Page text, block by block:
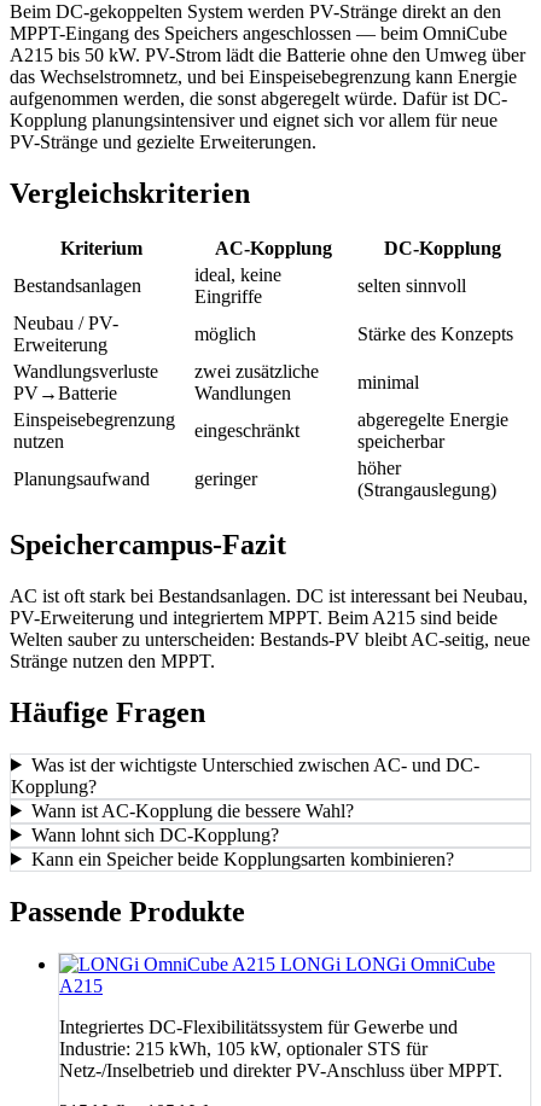
Beim DC-gekoppelten System werden PV-Stränge direkt an den
MPPT-Eingang des Speichers angeschlossen — beim OmniCube
A215 bis 50 kW. PV-Strom lädt die Batterie ohne den Umweg über
das Wechselstromnetz, und bei Einspeisebegrenzung kann Energie
aufgenommen werden, die sonst abgeregelt würde. Dafür ist DC-
Kopplung planungsintensiver und eignet sich vor allem für neue
PV-Stränge und gezielte Erweiterungen.
Vergleichskriterien
Kriterium AC-Kopplung
DC-Kopplung
Bestandsanlagen
ideal, keine
Eingriffe
selten sinnvoll
Neubau / PV-
Erweiterung
möglich
Stärke des Konzepts
Wandlungsverluste
PV→Batterie
zwei zusätzliche
Wandlungen
minimal
Einspeisebegrenzung
nutzen
eingeschränkt
abgeregelte Energie
speicherbar
Planungsaufwand
geringer
höher
(Strangauslegung)
Speichercampus-Fazit
AC ist oft stark bei Bestandsanlagen. DC ist interessant bei Neubau,
PV-Erweiterung und integriertem MPPT. Beim A215 sind beide
Welten sauber zu unterscheiden: Bestands-PV bleibt AC-seitig, neue
Stränge nutzen den MPPT.
Häufige Fragen
Was ist der wichtigste Unterschied zwischen AC- und DC-
Kopplung?
Wann ist AC-Kopplung die bessere Wahl?
Wann lohnt sich DC-Kopplung?
Kann ein Speicher beide Kopplungsarten kombinieren?
Passende Produkte
LONGi LONGi OmniCube
A215
Integriertes DC-Flexibilitätssystem für Gewerbe und
Industrie: 215 kWh, 105 kW, optionaler STS für
Netz-/Inselbetrieb und direkter PV-Anschluss über MPPT.